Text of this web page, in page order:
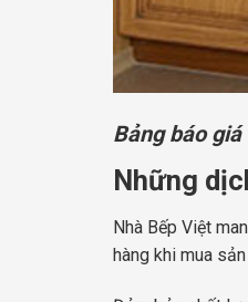
Bảng báo
Những
Nhà Bếp Việt
hàng khi mua